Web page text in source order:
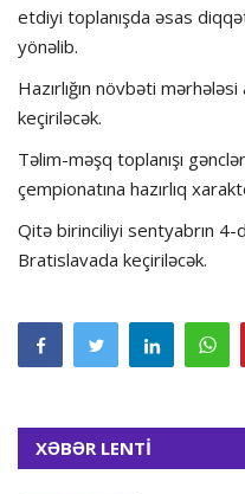
etdiyi toplanışda əsas
yönəlib.
Hazırlığın növbəti
keçiriləcək.
Təlim-məşq toplanışı
çempionatına hazırlıq
Qitə birinciliyi sentyabrın 4-
Bratislavada keçiriləcək.
XƏBƏR LENTİ